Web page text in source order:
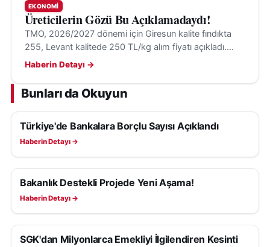
bağlı serbest tüketici tesislerinin, teknik ve
ekonomik uygunluk kararı sonrası dağıtım bölgesine
dâhil edilebilmesine imkân sağlandı. Lisans tadili ve
mülkiyet devri Kurul kararıyla gerçekleştirilecek.
Düzenleme, yayımlandığı tarih itibarıyla yürürlüğe
girerken, hükümlerinin EPDK Başkanı tarafından
yürütüleceği açıklandı. Enerji piyasasında hem
tüketici haklarının korunması hem de şeffaf ve
öngörülebilir bir hizmet yapısının oluşturulması
hedefleniyor.
EKONOMI
Üreticilerin Gözü Bu Açıklamadaydı!
TMO, 2026/2027 dönemi için Giresun kalite fındıkta
255, Levant kalitede 250 TL/kg alım fiyatı açıkladı.
Alımlar 24 Ağustos'ta randevulu sistemle başlayacak.
Haberin Detayı →
Bunları da Okuyun
EKONOMI
Türkiye'de Bankalara Borçlu Sayısı Açıklandı
Haberin Detayı →
EKONOMI
Bakanlık Destekli Projede Yeni Aşama!
Haberin Detayı →
EKONOMI
SGK'dan Milyonlarca Emekliyi İlgilendiren Kesinti